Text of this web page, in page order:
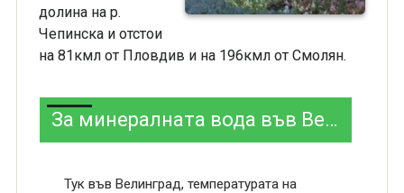
долина на р.
Чепинска и отстои
на 81кмл от Пловдив и на 196кмл от Смолян.
За минералната вода във Велинград
Тук във Велинград, температурата на